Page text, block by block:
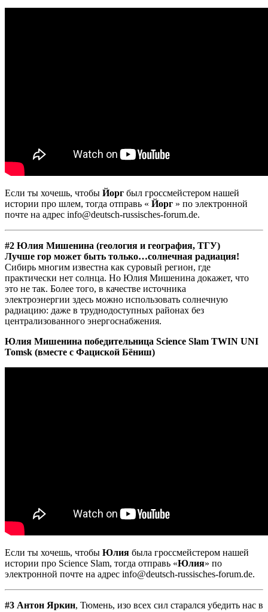
Если ты хочешь, чтобы Йорг был гроссмейстером нашей
истории про шлем, тогда отправь « Йорг » по электронной
почте на адрес info@deutsch-russisches-forum.de.
#2 Юлия Мишенина (геология и география, ТГУ)
Лучше гор может быть только…солнечная радиация!
Сибирь многим известна как суровый регион, где
практически нет солнца. Но Юлия Мишенина докажет, что
это не так. Более того, в качестве источника
электроэнергии здесь можно использовать солнечную
радиацию: даже в труднодоступных районах без
централизованного энергоснабжения.
Юлия Мишенина победительница Science Slam TWIN UNI
Tomsk (вместе с Фациской Бёниш)
Если ты хочешь, чтобы Юлия была гроссмейстером нашей
истории про Science Slam, тогда отправь «Юлия» по
электронной почте на адрес info@deutsch-russisches-forum.de.
#3 Антон Яркин, Тюмень, изо всех сил старался убедить нас в